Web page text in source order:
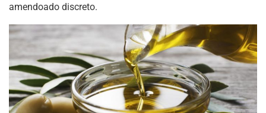
amendoado discreto.